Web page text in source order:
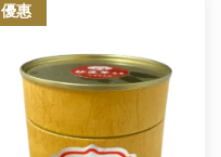
優惠